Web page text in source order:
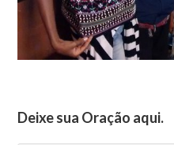
Deixe sua Oração aqui.